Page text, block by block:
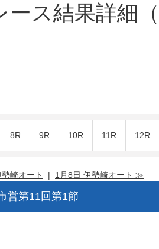
ス結果詳細
8R 9R 10R 11R 12R
崎オート | 1月8日 伊勢崎オート ≫
第11回第1節